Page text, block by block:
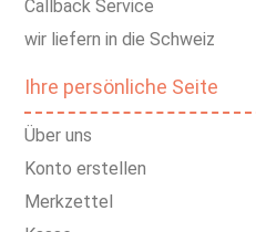
Callback Service
wir liefern in die Schweiz
Ihre persönliche Seite
Über uns
Konto erstellen
Merkzettel